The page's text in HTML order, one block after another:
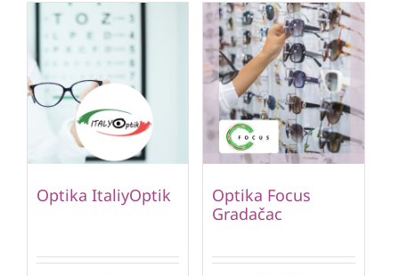
Optika ItaliyOptik
Optika Focus
Gradačac